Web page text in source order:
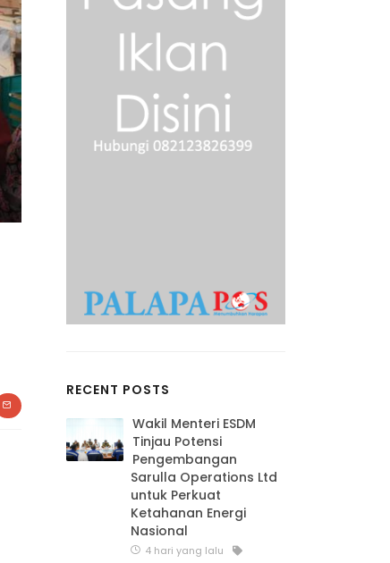
RECENT POSTS
Wakil Menteri ESDM
Tinjau Potensi
Pengembangan
Sarulla Operations Ltd
untuk Perkuat
Ketahanan Energi
Nasional
4 hari yang lalu